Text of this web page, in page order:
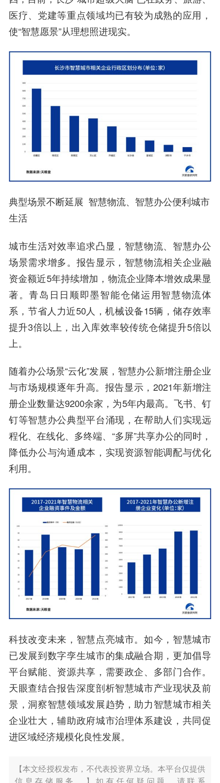
医疗、党建等重点领域均已有较为成熟的应用，
使“智慧愿景”从理想照进现实。
典型场景不断延展 智慧物流、智慧办公便利城市
生活
城市生活对效率追求凸显，智慧物流、智慧办公
场景需求增多。报告显示，智慧物流相关企业融
资金额近5年持续增加，物流企业降本增效成果显
著。青岛日日顺即墨智能仓储运用智慧物流体
系，节省人力近50人，机械设备15辆，储存效率
提升3倍以上，出入库效率较传统仓储提升5倍以
上。
随着办公场景“云化”发展，智慧办公新增注册企业
与市场规模逐年升高。报告显示，2021年新增注
册企业数量达9200余家，为5年内最高。飞书、钉
钉等智慧办公典型平台涌现，在帮助人们实现远
程化、在线化、多终端、“多屏”共享办公的同时，
降低办公与沟通成本，实现资源智能调配与优化
利用。
科技改变未来，智慧点亮城市。如今，智慧城市
已发展到数字孪生城市的集成融合期，更加倡导
平台赋能、资源共享，需要政企、多部门合作。
天眼查结合报告深度剖析智慧城市产业现状及前
景，洞察智慧领域发展趋势，助力智慧城市相关
企业壮大，辅助政府城市治理体系建设，共同促
进区域经济规模化良性发展。
【本文经授权发布，不代表投资界立场。本平台仅提供
信息存储服务。】如有任何疑问题，请联系